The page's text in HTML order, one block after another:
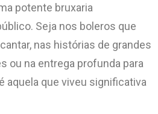
potente bruxaria
Seja nos boleros que
nas histórias de grandes
ou na entrega profunda para
aquela que viveu significativa